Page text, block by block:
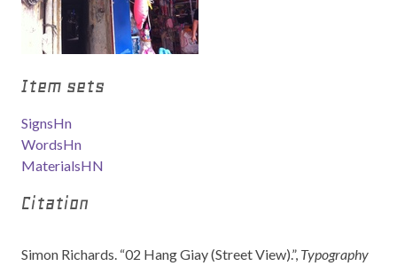
Item sets
SignsHn
WordsHn
MaterialsHN
Citation
Simon Richards. “02 Hang Giay (Street View).”, Typography